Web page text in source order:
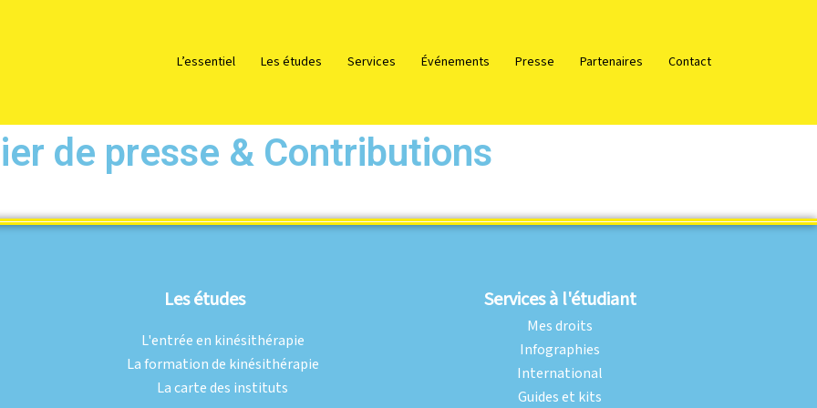
L’essentiel Les études Services Événements Presse Partenaires Contact
de presse & Contributions
Les études
L'entrée en kinésithérapie
La formation de kinésithérapie
La carte des instituts
Services à l'étudiant
Mes droits
Infographies
International
Guides et kits